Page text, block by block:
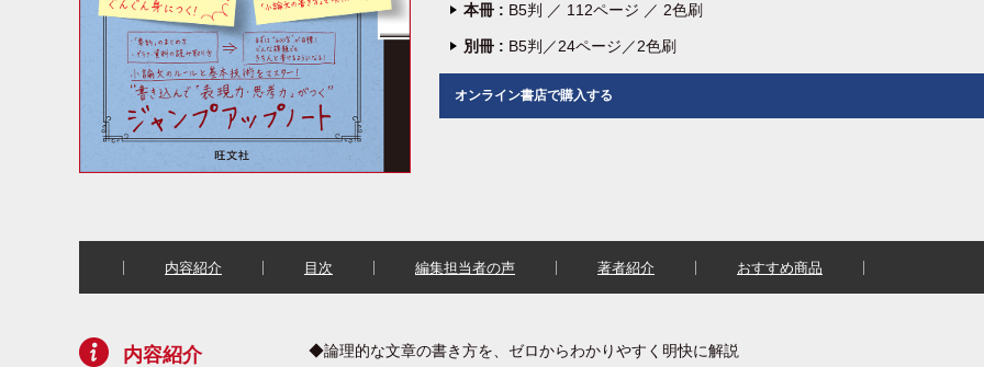
本冊 : B5判 ／ 112ページ ／ 2色刷
別冊 : B5判／24ページ／2色刷
オンライン書店で購入する
内容紹介 目次 編集担当者の声 著者紹介 おすすめ商品
内容紹介
◆論理的な文章の書き方を、ゼロからわかりやすく明快に解説